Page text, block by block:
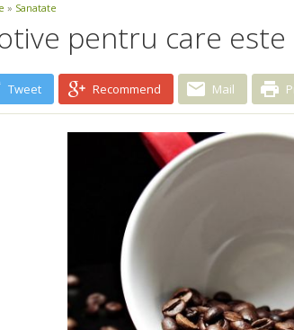
» Sanatate
pentru care este
Tweet Recommend Mail